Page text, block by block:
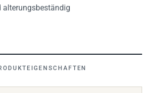
alterungsbeständig